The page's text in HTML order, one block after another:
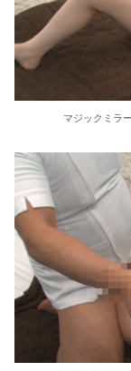
童貞は幼なじみに
レインボー池田、超
【TL】助けた天使
泉りおん 画像4262
アメリカが朝鮮戦
マジックミラ